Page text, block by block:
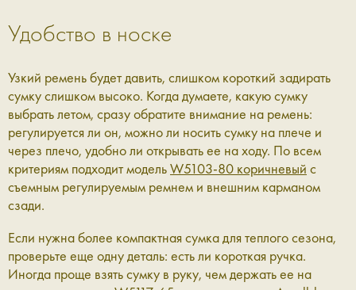
Удобство в носке
Узкий ремень будет давить, слишком короткий задирать
сумку слишком высоко. Когда думаете, какую сумку
выбрать летом, сразу обратите внимание на ремень:
регулируется ли он, можно ли носить сумку на плече и
через плечо, удобно ли открывать ее на ходу. По всем
критериям подходит модельW5103-80 коричневый с
съемным регулируемым ремнем и внешним карманом
сзади.
Если нужна более компактная сумка для теплого сезона,
проверьте еще одну деталь: есть ли короткая ручка.
Иногда проще взять сумку в руку, чем держать ее на